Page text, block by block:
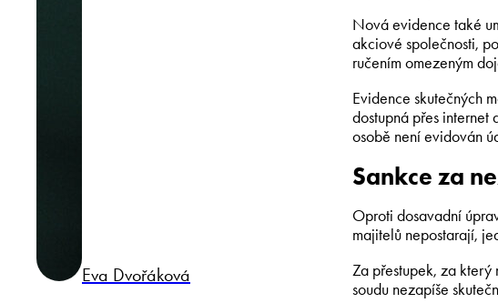
Eva Dvořáková
Nová evidence také
akciové společnosti,
ručením omezeným
Evidence skutečných
dostupná přes
osobě není evidován
Sankce za
Oproti dosavadní
majitelů nepostarají,
Za přestupek, za
soudu nezapíše